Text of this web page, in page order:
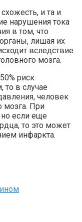
и та и
нарушения тока
в том, что
лишая их
вследствие
мозга.
риск
то в случае
человек
мозга. При
если еще
то это может
инфаркта.